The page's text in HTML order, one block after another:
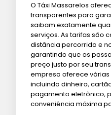
O Táxi Massarelos
transparentes para
saibam exatamente
serviços. As tarifas são
distância percorrida e
garantindo que os
preço justo por seu
empresa oferece
incluindo dinheiro,
pagamento eletrônico,
conveniência máxima